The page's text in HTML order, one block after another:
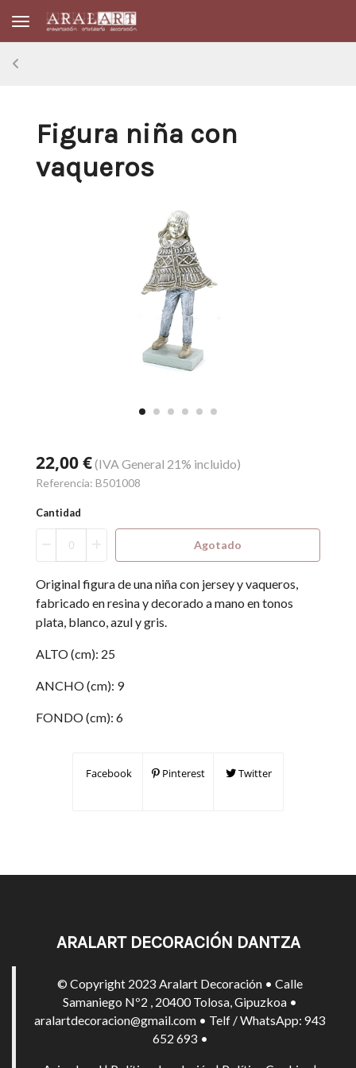
Toggle navigation
Figura niña con
vaqueros
22,00 €(IVA General 21% incluido)
Referencia: B501008
Cantidad
Agotado
Original figura de una niña con jersey y vaqueros,
fabricado en resina y decorado a mano en tonos
plata, blanco, azul y gris.
ALTO (cm): 25
ANCHO (cm): 9
FONDO (cm): 6
Facebook Pinterest Twitter
ARALART DECORACIÓN DANTZA
© Copyright 2023 Aralart Decoración • Calle
Samaniego Nº2 , 20400 Tolosa, Gipuzkoa •
aralartdecoracion@gmail.com • Telf / WhatsApp: 943
652 693 •